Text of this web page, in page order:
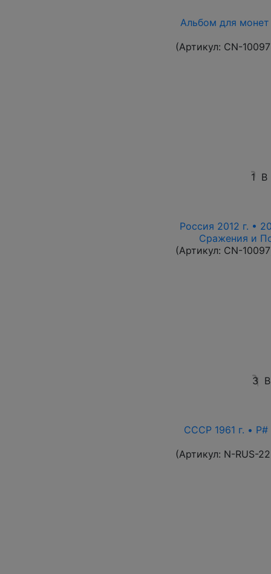
Альбом для монет
(Артикул: CN-
1 В
Россия 2012 г. •
Сражения и
(Артикул: CN-10097
3
СССР 1961 г. •
(Артикул: N-RUS-